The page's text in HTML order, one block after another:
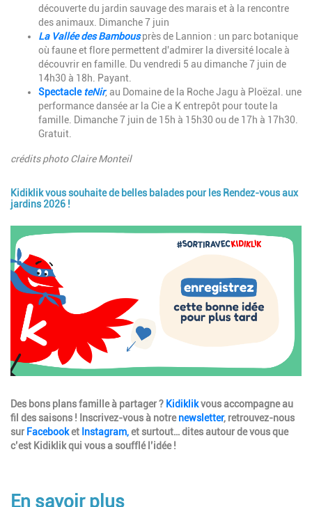
découverte du jardin sauvage des marais et à la rencontre
des animaux. Dimanche 7 juin
La Vallée des Bambous près de Lannion : un parc botanique
où faune et flore permettent d'admirer la diversité locale à
découvrir en famille. Du vendredi 5 au dimanche 7 juin de
14h30 à 18h. Payant.
Spectacle teNir, au Domaine de la Roche Jagu à Ploëzal. une
performance dansée ar la Cie a K entrepôt pour toute la
famille. Dimanche 7 juin de 15h à 15h30 ou de 17h à 17h30.
Gratuit.
crédits photo Claire Monteil
Kidiklik vous souhaite de belles balades pour les Rendez-vous aux
jardins 2026 !
Description
Des bons plans famille à partager ? Kidiklikvous accompagne au
fil des saisons ! Inscrivez-vous à notrenewsletter, retrouvez-nous
sur Facebooket Instagram,et surtout… dites autour de vous que
c’est Kidiklik qui vous a soufflé l’idée !
En savoir plus